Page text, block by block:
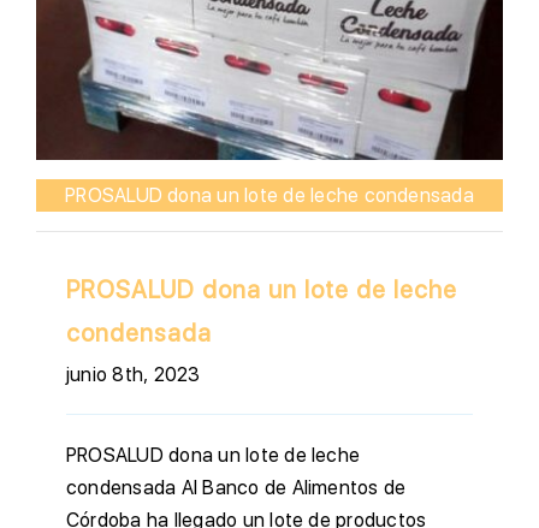
PROSALUD dona un lote de leche condensada
PROSALUD dona un lote de leche
condensada
junio 8th, 2023
PROSALUD dona un lote de leche
condensada Al Banco de Alimentos de
Córdoba ha llegado un lote de productos